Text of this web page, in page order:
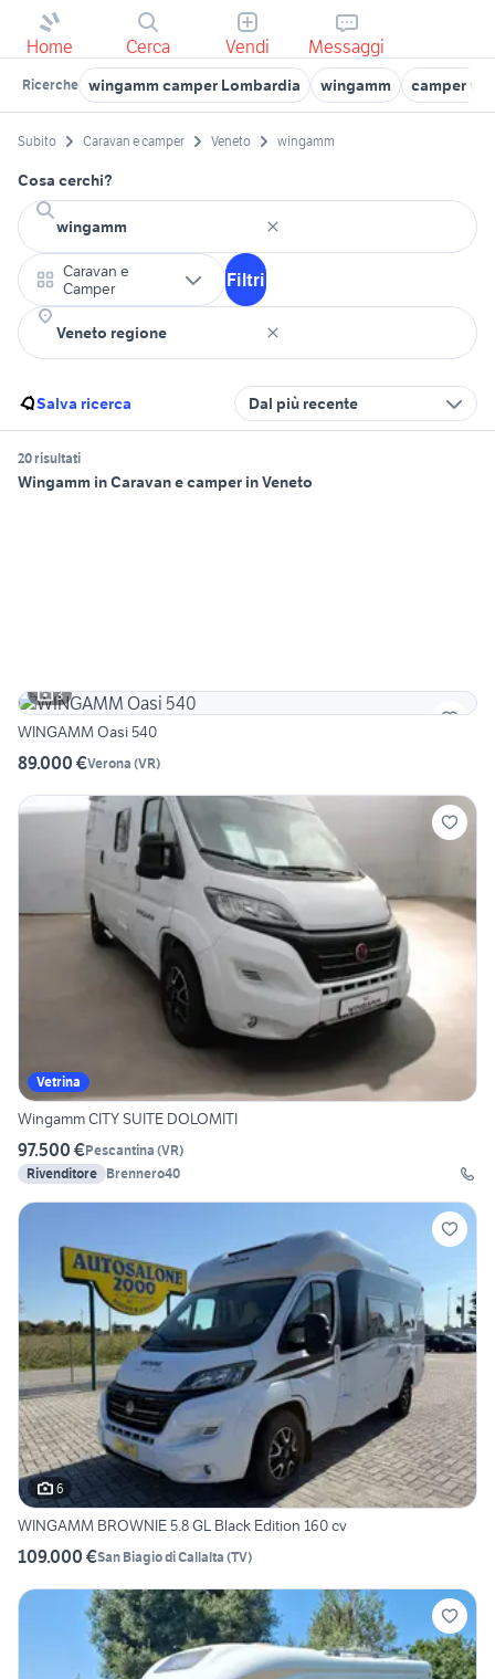
Home Cerca Vendi Messaggi
Ricerche wingamm camper Lombardia wingamm camper
Subito Caravan e camper Veneto wingamm
Cosa cerchi?
Caravan e
Camper
Filtri
Salva ricerca Dal più recente
20 risultati
Wingamm in Caravan e camper in Veneto
3
WINGAMM Oasi 540
89.000 €Verona (VR)
Vetrina
Wingamm CITY SUITE DOLOMITI
97.500 €Pescantina (VR)
Rivenditore Brennero40
6
WINGAMM BROWNIE 5.8 GL Black Edition 160 cv
109.000 €San Biagio di Callalta (TV)